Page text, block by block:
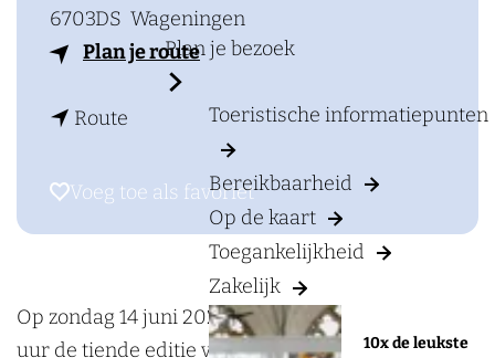
Plan je bezoek
Toeristische informatiepunten
Bereikbaarheid
Op de kaart
Toegankelijkheid
Zakelijk
10x de leukste
6703DS Wageningen
Plan je routen
a
B
m
o
n
Route
a
l
m
Voeg toe als favoriet
Voeg toe als favoriet
Op zondag 14 juni 2026 vindt van 13.00 tot 19.00
uur de tiende editie van Belmondo Festival plaats